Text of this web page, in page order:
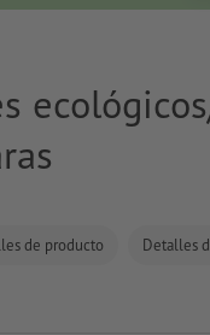
de producto Detalles